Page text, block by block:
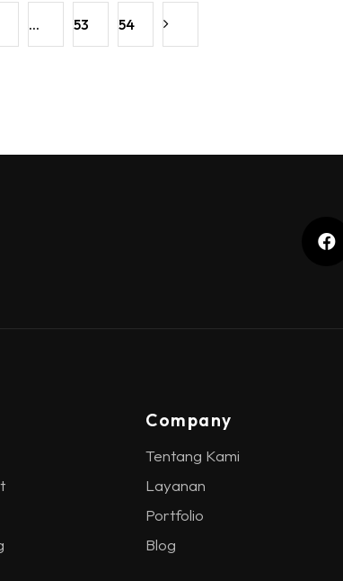
... 53 54
Company
Tentang Kami
Layanan
Portfolio
Blog